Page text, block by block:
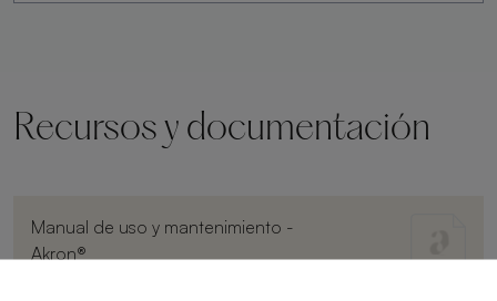
Recursos y documentación
Manual de uso y mantenimiento -
Akron®